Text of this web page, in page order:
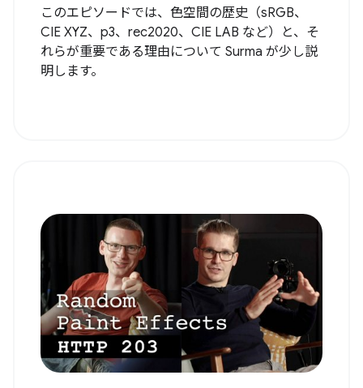
このエピソードでは、色空間の歴史（sRGB、
CIE XYZ、p3、rec2020、CIE LAB など）と、そ
れらが重要である理由について Surma が少し説
明します。